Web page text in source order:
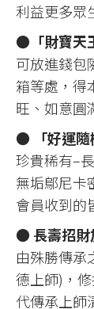
利益更多眾
● 「財寶
可放進錢包
箱等處，得
旺、如意圓
●
「好運
珍貴稀有–
無垢鄔尼卡
會員收到的
●長壽招
由殊勝傳承
德上師)，
代傳承上師